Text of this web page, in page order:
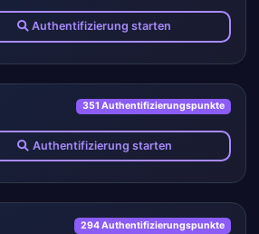
Authentifizierung starten
351 Authentifizierungspunkte
Authentifizierung starten
294 Authentifizierungspunkte